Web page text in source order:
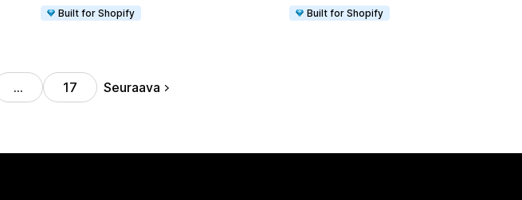
Built for Shopify
Built for Shopify
… 17 Seuraava